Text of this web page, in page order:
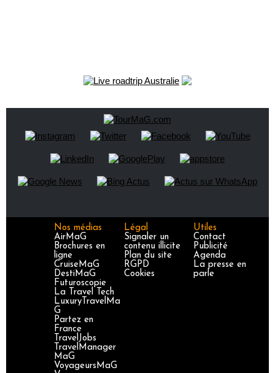
Nos médias
AirMaG
Brochures en
ligne
CruiseMaG
DestiMaG
Futuroscopie
La Travel Tech
LuxuryTravelMa
G
Partez en
France
TravelJobs
TravelManager
MaG
VoyageursMaG
Légal
Signaler un
contenu illicite
Plan du site
RGPD
Cookies
Utiles
Contact
Publicité
Agenda
La presse en
parle